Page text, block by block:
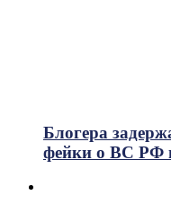
Блогера
фейки о ВС РФ